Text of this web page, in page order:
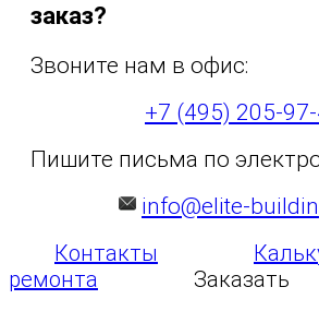
заказ?
Звоните нам в офис:
+7 (495) 205-
Пишите письма по
info@elite-
Контакты
ремонта
Заказать